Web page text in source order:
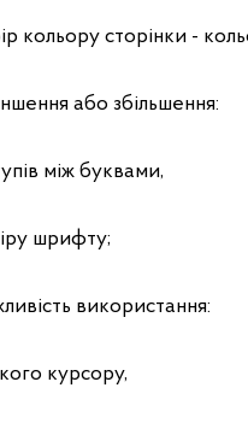
кольору сторінки -
або збільшення:
між буквами,
шрифту;
використання:
курсору,